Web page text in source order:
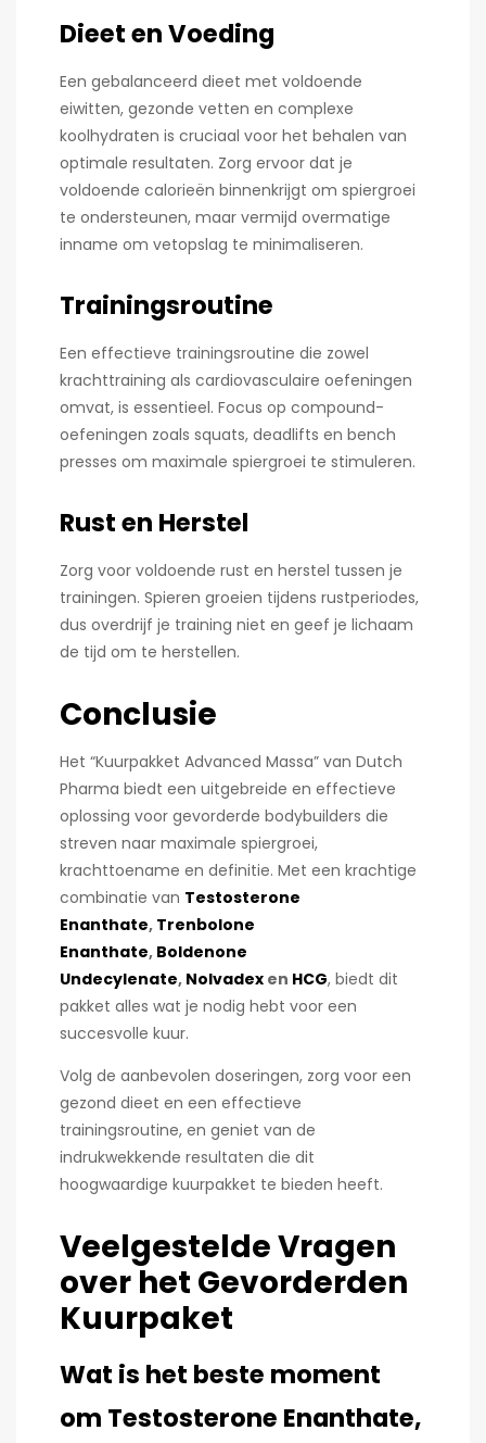
Dieet en Voeding
Een gebalanceerd dieet met voldoende
eiwitten, gezonde vetten en complexe
koolhydraten is cruciaal voor het behalen van
optimale resultaten. Zorg ervoor dat je
voldoende calorieën binnenkrijgt om spiergroei
te ondersteunen, maar vermijd overmatige
inname om vetopslag te minimaliseren.
Trainingsroutine
Een effectieve trainingsroutine die zowel
krachttraining als cardiovasculaire oefeningen
omvat, is essentieel. Focus op compound-
oefeningen zoals squats, deadlifts en bench
presses om maximale spiergroei te stimuleren.
Rust en Herstel
Zorg voor voldoende rust en herstel tussen je
trainingen. Spieren groeien tijdens rustperiodes,
dus overdrijf je training niet en geef je lichaam
de tijd om te herstellen.
Conclusie
Het “Kuurpakket Advanced Massa” van Dutch
Pharma biedt een uitgebreide en effectieve
oplossing voor gevorderde bodybuilders die
streven naar maximale spiergroei,
krachttoename en definitie. Met een krachtige
combinatie van Testosterone
Enanthate, Trenbolone
Enanthate, Boldenone
Undecylenate, Nolvadex en HCG, biedt dit
pakket alles wat je nodig hebt voor een
succesvolle kuur.
Volg de aanbevolen doseringen, zorg voor een
gezond dieet en een effectieve
trainingsroutine, en geniet van de
indrukwekkende resultaten die dit
hoogwaardige kuurpakket te bieden heeft.
Veelgestelde Vragen
over het Gevorderden
Kuurpaket
Wat is het beste moment
om Testosterone Enanthate,